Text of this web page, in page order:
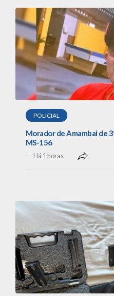
POLICIAL
Morador de Amambai de
MS-156
Há 1 horas